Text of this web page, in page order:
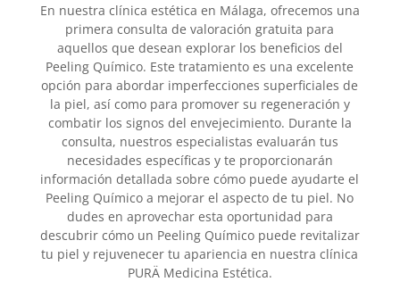
En nuestra clínica estética en Málaga, ofrecemos una
primera consulta de valoración gratuita para
aquellos que desean explorar los beneficios del
Peeling Químico. Este tratamiento es una excelente
opción para abordar imperfecciones superficiales de
la piel, así como para promover su regeneración y
combatir los signos del envejecimiento. Durante la
consulta, nuestros especialistas evaluarán tus
necesidades específicas y te proporcionarán
información detallada sobre cómo puede ayudarte el
Peeling Químico a mejorar el aspecto de tu piel. No
dudes en aprovechar esta oportunidad para
descubrir cómo un Peeling Químico puede revitalizar
tu piel y rejuvenecer tu apariencia en nuestra clínica
PURÄ Medicina Estética.